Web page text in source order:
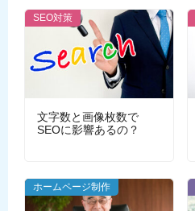
SEO対策
文字数と画像枚数で
SEOに影響あるの？
ホームページ制作